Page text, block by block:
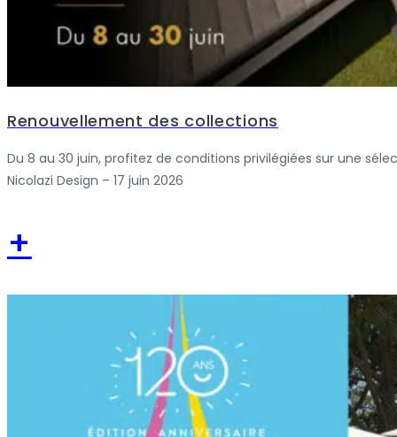
Renouvellement des collections
Du 8 au 30 juin, profitez de conditions privilégiées sur une
Nicolazi Design – 17 juin 2026
+